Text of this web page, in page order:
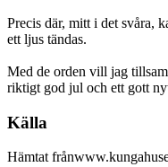
Precis där, mitt i det svåra,
ett ljus tändas.
Med de orden vill jag
riktigt god jul och ett gott
Källa
Hämtat